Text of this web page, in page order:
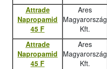
Attrade
Napropamid
45 F
Ares
Magyarország
Kft.
Attrade
Napropamid
45 F
Ares
Magyarország
Kft.